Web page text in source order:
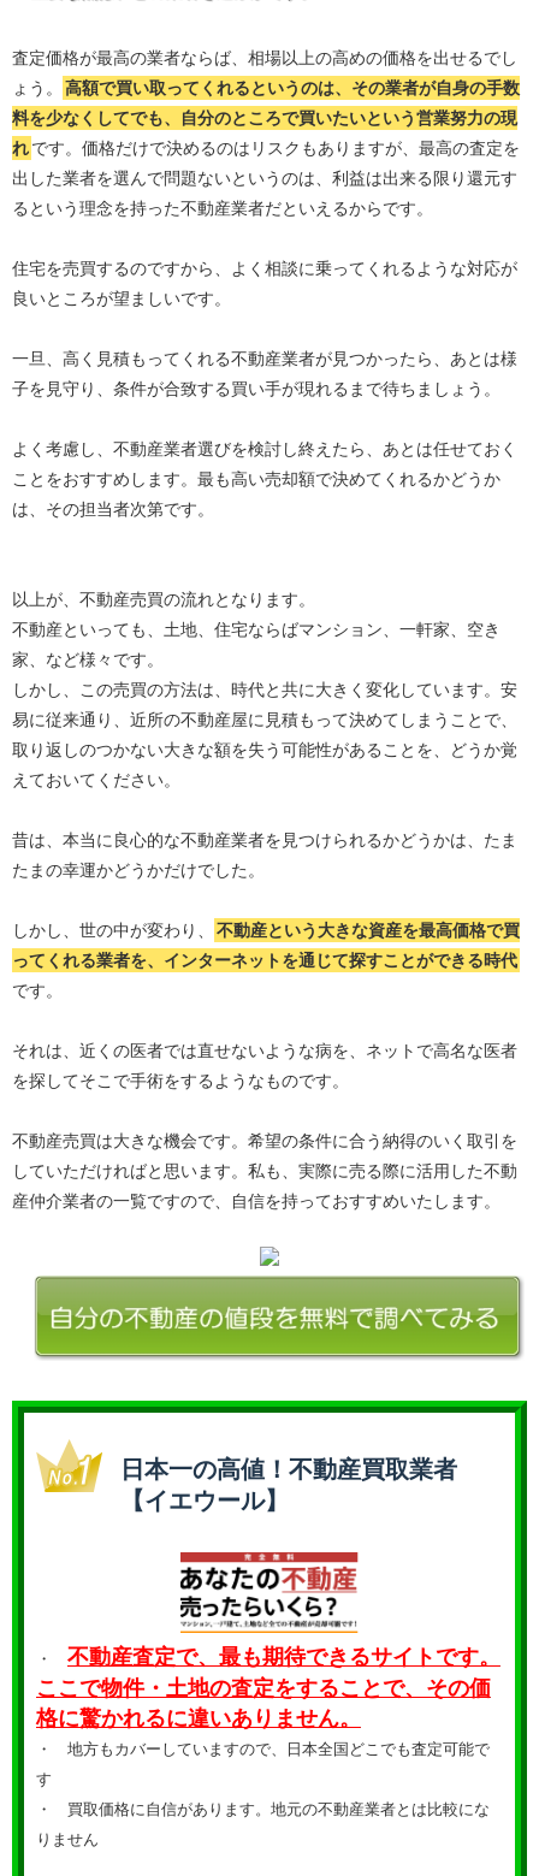
査定価格が最高の業者ならば、相場以上の高めの価格を出せるでし
ょう。
高額で買い取ってくれるというのは、その業者が自身の手数
料を少なくしてでも、自分のところで買いたいという営業努力の現
れです。価格だけで決めるのはリスクもありますが、最高の査定を
出した業者を選んで問題ないというのは、利益は出来る限り還元す
るという理念を持った不動産業者だといえるからです。
住宅を売買するのですから、よく相談に乗ってくれるような対応が
良いところが望ましいです。
一旦、高く見積もってくれる不動産業者が見つかったら、あとは様
子を見守り、条件が合致する買い手が現れるまで待ちましょう。
よく考慮し、不動産業者選びを検討し終えたら、あとは任せておく
ことをおすすめします。最も高い売却額で決めてくれるかどうか
は、その担当者次第です。
以上が、不動産売買の流れとなります。
不動産といっても、土地、住宅ならばマンション、一軒家、空き
家、など様々です。
しかし、この売買の方法は、時代と共に大きく変化しています。安
易に従来通り、近所の不動産屋に見積もって決めてしまうことで、
取り返しのつかない大きな額を失う可能性があることを、どうか覚
えておいてください。
昔は、本当に良心的な不動産業者を見つけられるかどうかは、たま
たまの幸運かどうかだけでした。
しかし、世の中が変わり、
不動産という大きな資産を最高価格で買
ってくれる業者を、インターネットを通じて探すことができる時代
です。
それは、近くの医者では直せないような病を、ネットで高名な医者
を探してそこで手術をするようなものです。
不動産売買は大きな機会です。希望の条件に合う納得のいく取引を
していただければと思います。私も、実際に売る際に活用した不動
産仲介業者の一覧ですので、自信を持っておすすめいたします。
日本一の高値！不動産買取業者
【イエウール】
・ 不動産査定で、最も期待できるサイトです。
ここで物件・土地の査定をすることで、その価
格に驚かれるに違いありません。
・ 地方もカバーしていますので、日本全国どこでも査定可能で
す
・ 買取価格に自信があります。地元の不動産業者とは比較にな
りません